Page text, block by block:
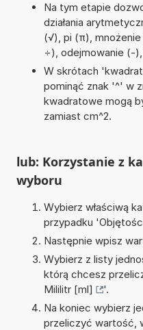
Na tym etapie
działania
(√), pi (π), mnożenie
÷), odejmowanie (-
W skrótach
pominąć znak '^' w
kwadratowe mogą
zamiast cm^2.
lub: Korzystanie z
wyboru
Wybierz właściwą
przypadku '
Następnie wpisz
Wybierz z listy
którą chcesz
Mililitr [ml]
'.
Na koniec wybierz
przeliczyć wartość,